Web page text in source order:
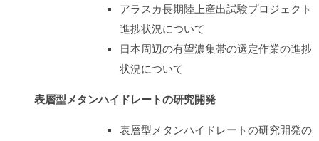
アラスカ長期陸上産出試験プロジェクト
進捗状況について
日本周辺の有望濃集帯の選定作業の進捗
状況について
表層型メタンハイドレートの研究開発
表層型メタンハイドレートの研究開発の